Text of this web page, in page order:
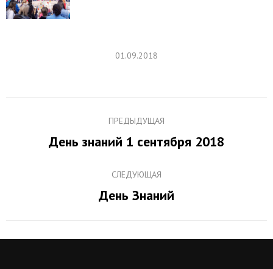
01.09.2018
ПРЕДЫДУЩАЯ
Предыдущий
День знаний 1 сентября 2018
СЛЕДУЮЩАЯ
Следующий
День Знаний